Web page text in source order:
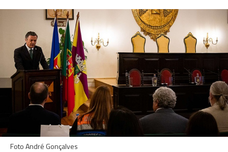
Foto André Gonçalves